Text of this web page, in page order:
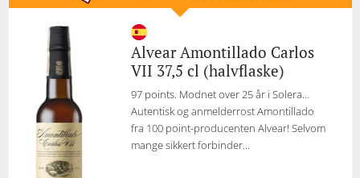
Alvear Amontillado Carlos
VII 37,5 cl (halvflaske)
97 points. Modnet over 25 år i Solera…
Autentisk og anmelderrost Amontillado
fra 100 point-producenten Alvear! Selvom
mange sikkert forbinder...